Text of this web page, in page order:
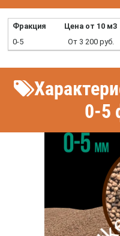
Фракция Цена от 10 м3
0-5
От 3 200 руб.
0-5